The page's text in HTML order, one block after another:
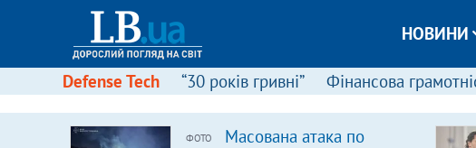
НОВИНИ
Defense Tech “30 років гривні” Фінансова
ФОТО
Масована атака по